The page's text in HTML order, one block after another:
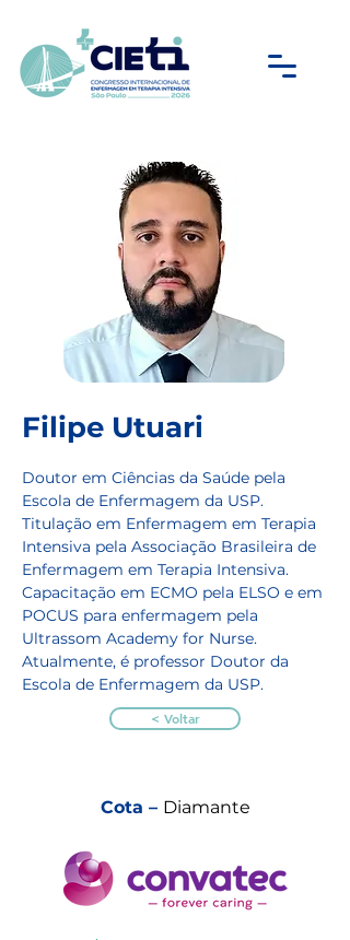
Filipe Utuari
Doutor em Ciências da Saúde pela
Escola de Enfermagem da USP.
Titulação em Enfermagem em Terapia
Intensiva pela Associação Brasileira de
Enfermagem em Terapia Intensiva.
Capacitação em ECMO pela ELSO e em
POCUS para enfermagem pela
Ultrassom Academy for Nurse.
Atualmente, é professor Doutor da
Escola de Enfermagem da USP.
< Voltar
Cota – Diamante